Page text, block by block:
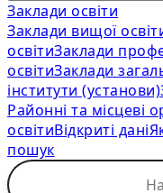
Заклади освіти
Заклади вищої
освітиЗаклади
освітиЗаклади
інститути (установи)
Районні та місцеві
освітиВідкриті дані
пошук